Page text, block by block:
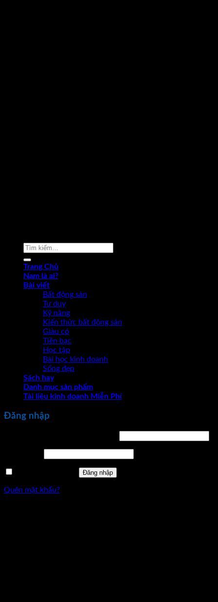
Tìm
Trang Chủ
Nam là ai?
Bài viết
Bất động sản
Tư duy
Kỹ năng
Kiến thức bất động sản
Giàu có
Tiền bạc
Học tập
Bài học kinh doanh
Sống đẹp
Sách hay
Danh mục sản phẩm
Tài liệu kinh doanh Miễn Phí
Đăng nhập
buộc
buộc
Đăng nhập
Quên mật khẩu?